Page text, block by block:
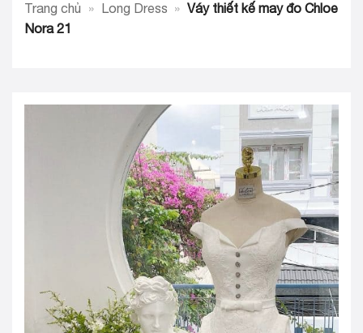
Australian Dollar
THB -฿
Thai Baht
QAR -QR
Qatari Rial
JOD -JD
Jordanian Dinar
OMR -OMR
Omani Rial
EUR -€
Euro
GBP -£
British Pound Sterling
Trang chủ » Long Dress » Váy thiết kế may đo Chloe
Nora 21